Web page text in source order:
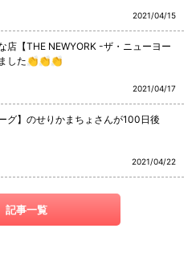
2021/04/15
店【THE NEWYORK -ザ・ニューヨー
した👏👏👏
2021/04/17
グ】のせりかまちょさんが100日後
2021/04/22
記事一覧